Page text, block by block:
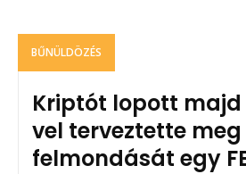
BŰNÜLDÖZÉS
Kriptót lopott majd
vel terveztette meg
felmondását egy